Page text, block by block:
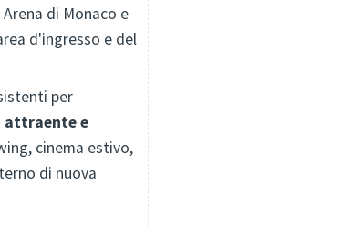
di Monaco e
d'ingresso e del
per
attraente e
cinema estivo,
di nuova